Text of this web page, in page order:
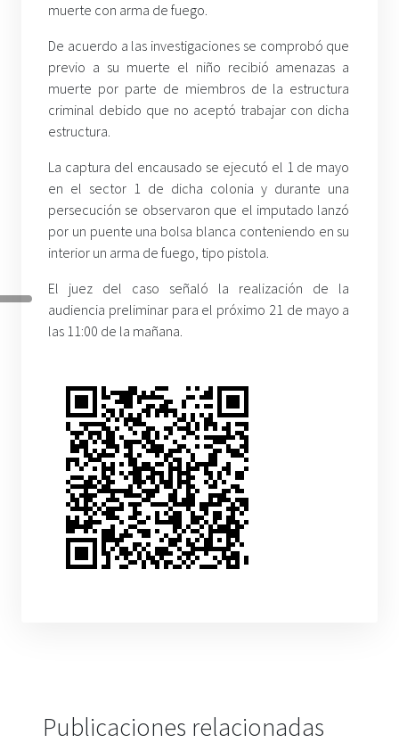
muerte con arma de fuego.
De acuerdo a las investigaciones se comprobó que
previo a su muerte el niño recibió amenazas a
muerte por parte de miembros de la estructura
criminal debido que no aceptó trabajar con dicha
estructura.
La captura del encausado se ejecutó el 1 de mayo
en el sector 1 de dicha colonia y durante una
persecución se observaron que el imputado lanzó
por un puente una bolsa blanca conteniendo en su
interior un arma de fuego, tipo pistola.
El juez del caso señaló la realización de la
audiencia preliminar para el próximo 21 de mayo a
las 11:00 de la mañana.
Publicaciones relacionadas